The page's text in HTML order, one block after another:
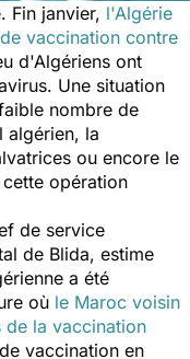
Fin janvier, l'Algérie
vaccination contre
d'Algériens ont
Une situation
nombre de
algérien, la
ou encore le
opération
de service
de Blida, estime
a été
où le Maroc voisin
la vaccination
vaccination en